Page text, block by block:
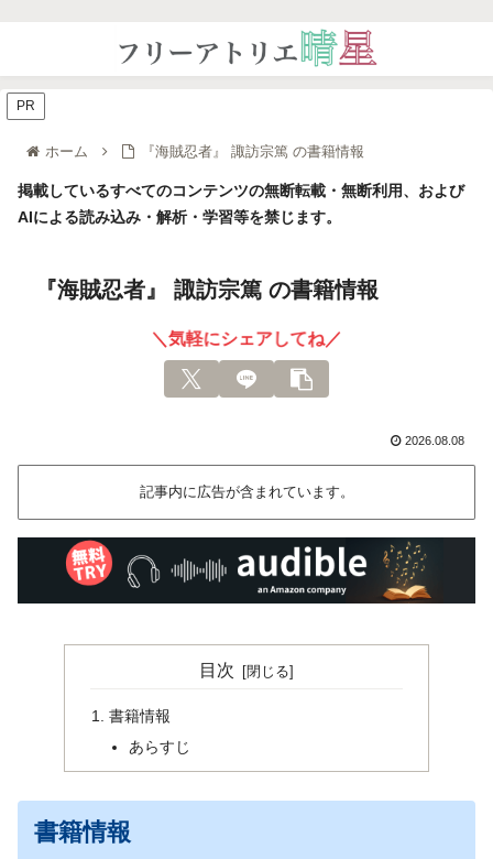
ホーム 『海賊忍者』 諏訪宗篤 の書籍情報
掲載しているすべてのコンテンツの無断転載・無断利用、および
AIによる読み込み・解析・学習等を禁じます。
『海賊忍者』 諏訪宗篤 の書籍情報
＼気軽にシェアしてね／
2026.08.08
記事内に広告が含まれています。
PR
目次
書籍情報
あらすじ
書籍情報